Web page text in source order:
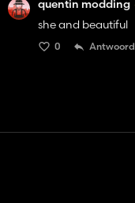
quentin modding
she and beautiful
0 Antwoord